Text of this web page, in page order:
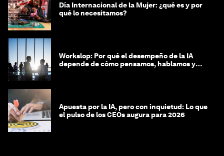
Día Internacional de la Mujer: ¿qué es y por
qué lo necesitamos?
Workslop: Por qué el desempeño de la IA
depende de cómo pensamos, hablamos y
Apuesta por la IA, pero con inquietud: Lo que
el pulso de los CEOs augura para 2026